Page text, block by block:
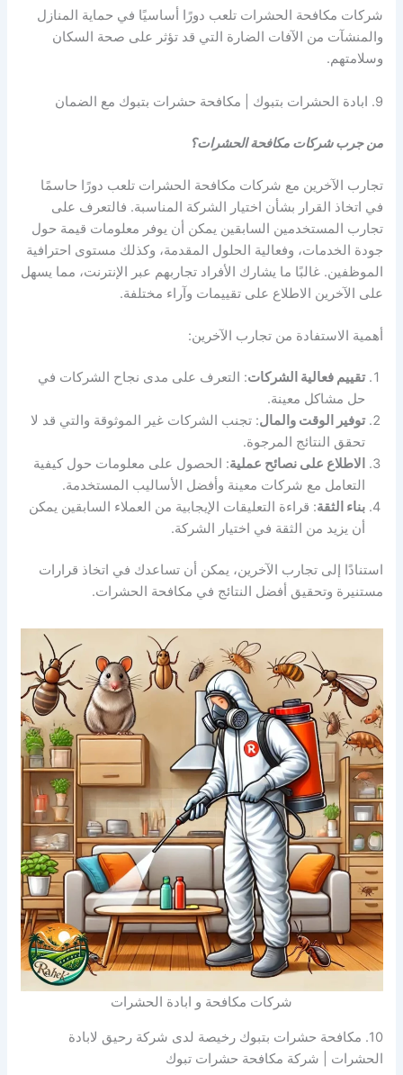
شركات مكافحة الحشرات تلعب دورًا أساسيًا في حماية المنازل
والمنشآت من الآفات الضارة التي قد تؤثر على صحة السكان
وسلامتهم.
9. ابادة الحشرات بتبوك | مكافحة حشرات بتبوك مع الضمان
من جرب شركات مكافحة الحشرات؟
تجارب الآخرين مع شركات مكافحة الحشرات تلعب دورًا حاسمًا
في اتخاذ القرار بشأن اختيار الشركة المناسبة. فالتعرف على
تجارب المستخدمين السابقين يمكن أن يوفر معلومات قيمة حول
جودة الخدمات، وفعالية الحلول المقدمة، وكذلك مستوى احترافية
الموظفين. غالبًا ما يشارك الأفراد تجاربهم عبر الإنترنت، مما يسهل
على الآخرين الاطلاع على تقييمات وآراء مختلفة.
أهمية الاستفادة من تجارب الآخرين:
تقييم فعالية الشركات: التعرف على مدى نجاح الشركات في
حل مشاكل معينة.
توفير الوقت والمال: تجنب الشركات غير الموثوقة والتي قد لا
تحقق النتائج المرجوة.
الاطلاع على نصائح عملية: الحصول على معلومات حول كيفية
التعامل مع شركات معينة وأفضل الأساليب المستخدمة.
بناء الثقة: قراءة التعليقات الإيجابية من العملاء السابقين يمكن
أن يزيد من الثقة في اختيار الشركة.
استنادًا إلى تجارب الآخرين، يمكن أن تساعدك في اتخاذ قرارات
مستنيرة وتحقيق أفضل النتائج في مكافحة الحشرات.
شركات مكافحة و ابادة الحشرات
10. مكافحة حشرات بتبوك رخيصة لدى شركة رحيق لابادة
الحشرات | شركة مكافحة حشرات تبوك